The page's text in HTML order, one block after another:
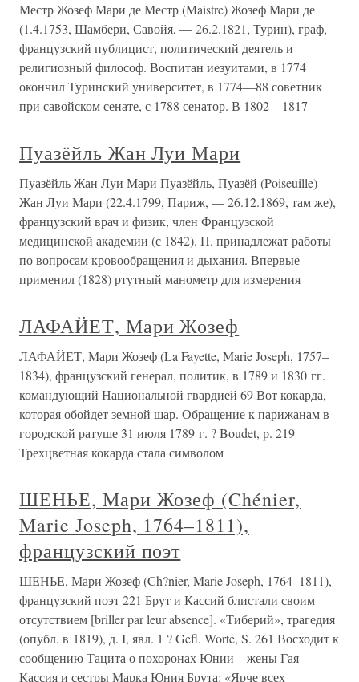
Местр Жозеф Мари де Местр (Maistre) Жозеф Мари де
(1.4.1753, Шамбери, Савойя, — 26.2.1821, Турин), граф,
французский публицист, политический деятель и
религиозный философ. Воспитан иезуитами, в 1774
окончил Туринский университет, в 1774—88 советник
при савойском сенате, с 1788 сенатор. В 1802—1817
Пуазёйль Жан Луи Мари
Пуазёйль Жан Луи Мари Пуазёйль, Пуазёй (Poiseuille)
Жан Луи Мари (22.4.1799, Париж, — 26.12.1869, там же),
французский врач и физик, член Французской
медицинской академии (с 1842). П. принадлежат работы
по вопросам кровообращения и дыхания. Впервые
применил (1828) ртутный манометр для измерения
ЛАФАЙЕТ, Мари Жозеф
ЛАФАЙЕТ, Мари Жозеф (La Fayette, Marie Joseph, 1757–
1834), французский генерал, политик, в 1789 и 1830 гг.
командующий Национальной гвардией 69 Вот кокарда,
которая обойдет земной шар. Обращение к парижанам в
городской ратуше 31 июля 1789 г. ? Boudet, p. 219
Трехцветная кокарда стала символом
ШЕНЬЕ, Мари Жозеф (Chénier,
Marie Joseph, 1764–1811),
французский поэт
ШЕНЬЕ, Мари Жозеф (Ch?nier, Marie Joseph, 1764–1811),
французский поэт 221 Брут и Кассий блистали своим
отсутствием [briller par leur absence]. «Тиберий», трагедия
(опубл. в 1819), д. I, явл. 1 ? Gefl. Worte, S. 261 Восходит к
сообщению Тацита о похоронах Юнии – жены Гая
Кассия и сестры Марка Юния Брута: «Ярче всех